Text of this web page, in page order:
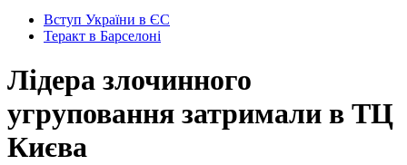
Вступ України в ЄС
Теракт в Барселоні
Лідера злочинного
угруповання затримали в ТЦ
Києва